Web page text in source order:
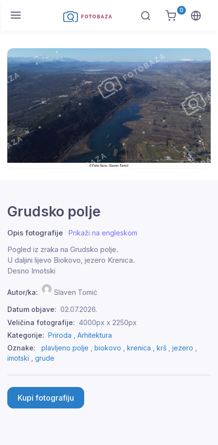
0
Grudsko polje
Opis fotografije Prikaži na engleskom
Pogled iz zraka na Grudsko polje.
U daljini lijevo Biokovo, jezero Krenica.
Desno Imotski
Autor/ka: Slaven Tomić
Datum objave: 02.07.2026.
Veličina fotografije: 4000px x 2250px
Kategorije: Priroda , Arhitektura
Oznake:
plavljeno polje biokovo krenica krš jezero
imotski
grude
Kupi fotografiju